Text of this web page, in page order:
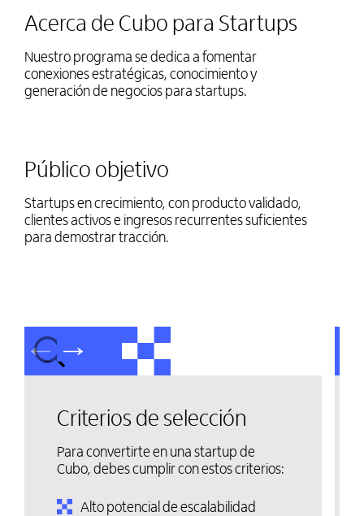
Acerca de Cubo para Startups
Nuestro programa se dedica a fomentar
conexiones estratégicas, conocimiento y
generación de negocios para startups.
Público objetivo
Startups en crecimiento, con producto validado,
clientes activos e ingresos recurrentes suficientes
para demostrar tracción.
Criterios de selección
Para convertirte en una startup de
Cubo, debes cumplir con estos criterios:
Alto potencial de escalabilidad